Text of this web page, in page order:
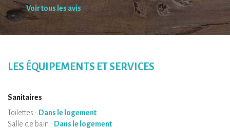
Voir tous les avis
LES ÉQUIPEMENTS ET SERVICES
Sanitaires
Toilettes : Dans le logement
Salle de bain : Dans le logement